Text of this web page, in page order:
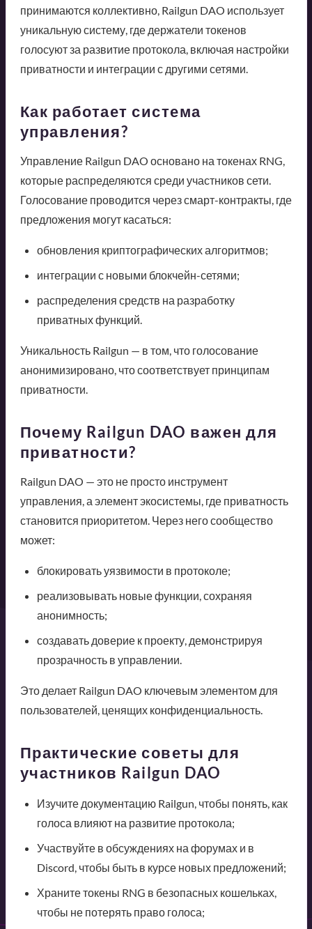
принимаются коллективно, Railgun DAO использует
уникальную систему, где держатели токенов
голосуют за развитие протокола, включая настройки
приватности и интеграции с другими сетями.
Как работает система
управления?
Управление Railgun DAO основано на токенах RNG,
которые распределяются среди участников сети.
Голосование проводится через смарт-контракты, где
предложения могут касаться:
обновления криптографических алгоритмов;
интеграции с новыми блокчейн-сетями;
распределения средств на разработку
приватных функций.
Уникальность Railgun — в том, что голосование
анонимизировано, что соответствует принципам
приватности.
Почему Railgun DAO важен для
приватности?
Railgun DAO — это не просто инструмент
управления, а элемент экосистемы, где приватность
становится приоритетом. Через него сообщество
может:
блокировать уязвимости в протоколе;
реализовывать новые функции, сохраняя
анонимность;
создавать доверие к проекту, демонстрируя
прозрачность в управлении.
Это делает Railgun DAO ключевым элементом для
пользователей, ценящих конфиденциальность.
Практические советы для
участников Railgun DAO
Изучите документацию Railgun, чтобы понять, как
голоса влияют на развитие протокола;
Участвуйте в обсуждениях на форумах и в
Discord, чтобы быть в курсе новых предложений;
Храните токены RNG в безопасных кошельках,
чтобы не потерять право голоса;